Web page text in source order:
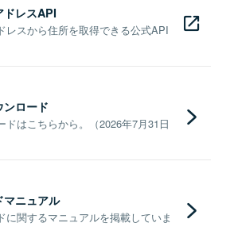
ドレスAPI
レスから住所を取得できる公式API
ロード
ドはこちらから。（2026年7月31日
マニュアル
に関するマニュアルを掲載していま